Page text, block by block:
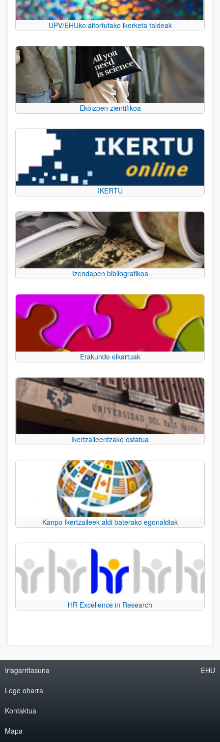
UPV/EHUko aitortutako ikerketa taldeak
Ekoizpen zientifikoa
IKERTU
Izendapen bibliografikoa
Erakunde elkartuak
Ikertzaileentzako ostatua
Kanpo Ikertzaileek aldi baterako egonaldiak
HR Excellence in Research
Irisgarritasuna
Lege oharra
Kontaktua
Mapa
EHU